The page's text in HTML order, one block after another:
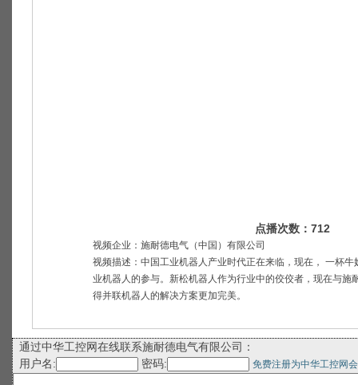
点播次数： 712
视频企业：施耐德电气（中国）有限公司
视频描述： 中国工业机器人产业时代正在来临，现在， 一杯
业机器人的参与。新松机器人作为行业中的佼佼者，现在与施
得并联机器人的解决方案更加完美。
通过中华工控网在线联系施耐德电气有限公司：
用户名:
密码: 免费注册为中华工控网